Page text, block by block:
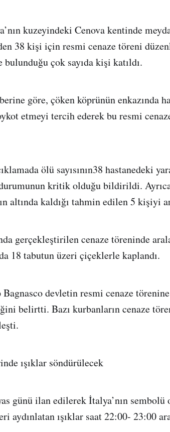
kuzeyindeki Cenova kentinde
38 kişi için resmi cenaze töreni
çok sayıda kişi katıldı.
göre, çöken köprünün enkazında
etmeyi tercih ederek bu resmi
ölü sayısının38 hastanedeki
durumunun kritik olduğu bildirildi.
altında kaldığı tahmin edilen 5 kişiyi
gerçekleştirilen cenaze töreninde
18 tabutun üzeri çiçeklerle kaplandı.
devletin resmi cenaze
belirtti. Bazı kurbanların cenaze
ışıklar söndürülecek
günü ilan edilerek İtalya’nın sembolü
ışıklar saat 22:00- 23:00